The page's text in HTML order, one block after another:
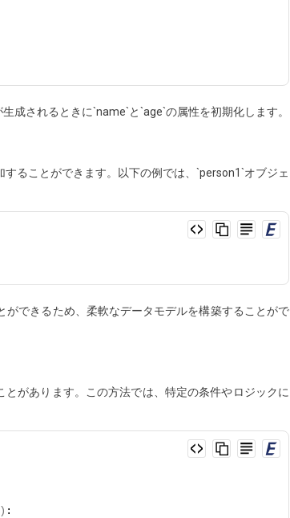
成されるときに`name`と`age`の属性を初期化します。
ることができます。以下の例では、`person1`オブジェ
できるため、柔軟なデータモデルを構築することがで
があります。この方法では、特定の条件やロジックに
) :